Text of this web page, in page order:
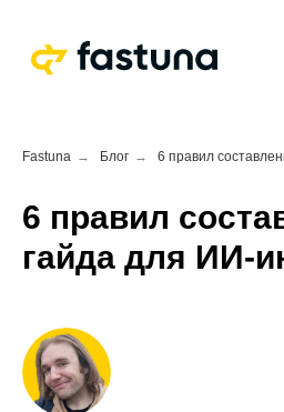
Fastuna → Блог → 6 правил
6 правил
гайда для ИИ-